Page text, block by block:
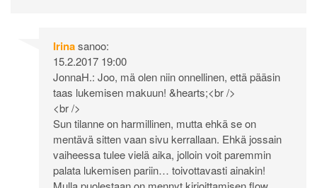
Irinasanoo:
15.2.2017 19:00
JonnaH.: Joo, mä olen niin onnellinen, että pääsin
taas lukemisen makuun! &hearts;<br />
<br />
Sun tilanne on harmillinen, mutta ehkä se on
mentävä sitten vaan sivu kerrallaan. Ehkä jossain
vaiheessa tulee vielä aika, jolloin voit paremmin
palata lukemisen pariin… toivottavasti ainakin!